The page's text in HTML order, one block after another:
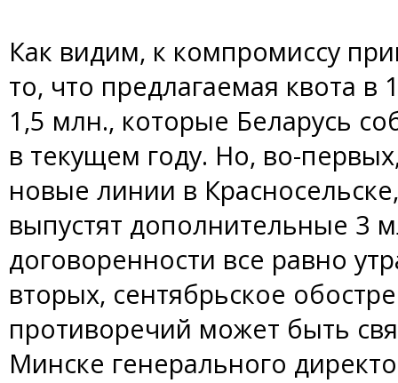
Как видим, к компромиссу
то, что предлагаемая квота
1,5 млн., которые Беларусь
в текущем году. Но, во-
новые линии в
выпустят дополнительные 3
договоренности все равно
вторых, сентябрьское
противоречий может быть
Минске генерального